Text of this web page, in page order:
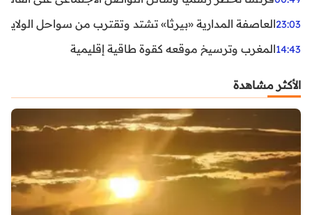
23:03العاصفة المدارية «بيرثا» تشتد وتقترب من سواحل
14:43المغرب وترسيخ موقعه كقوة طاقية إقليمية
الأكثر مشاهدة